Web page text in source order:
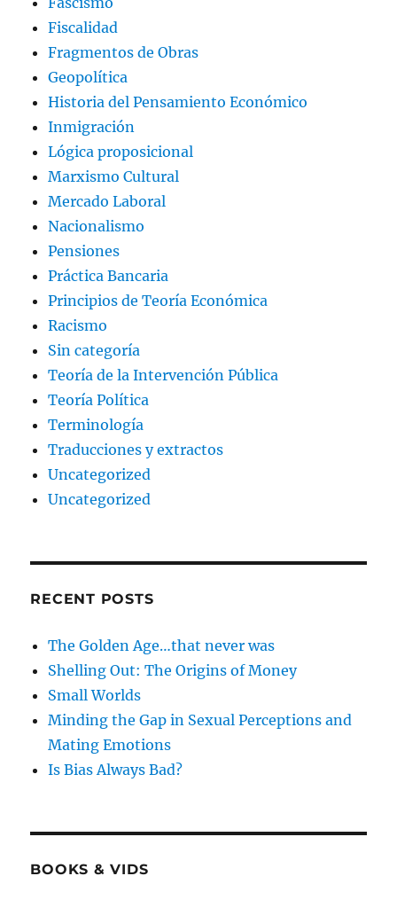
Fiscalidad
Fragmentos de Obras
Geopolítica
Historia del Pensamiento Económico
Inmigración
Lógica proposicional
Marxismo Cultural
Mercado Laboral
Nacionalismo
Pensiones
Práctica Bancaria
Principios de Teoría Económica
Racismo
Sin categoría
Teoría de la Intervención Pública
Teoría Política
Terminología
Traducciones y extractos
Uncategorized
Uncategorized
RECENT POSTS
The Golden Age…that never was
Shelling Out: The Origins of Money
Small Worlds
Minding the Gap in Sexual Perceptions and
Mating Emotions
Is Bias Always Bad?
BOOKS & VIDS